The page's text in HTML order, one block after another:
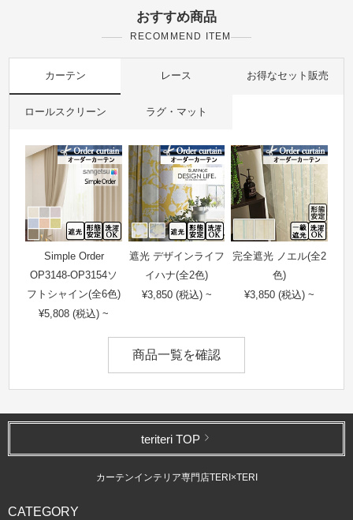
おすすめ商品
RECOMMEND ITEM
カーテン レース お得なセット販売
ロールスクリーン ラグ・マット
Simple Order
OP3148-OP3154ソ
フトシャイン(全6色)
¥5,808 (税込) ~
遮光 デザインライフ
イハナ(全2色)
¥3,850 (税込) ~
完全遮光 ノエル(全2
色)
¥3,850 (税込) ~
商品一覧を確認
teriteri TOP
カーテンインテリア専門店TERI×TERI
CATEGORY